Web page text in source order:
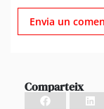
Comparteix